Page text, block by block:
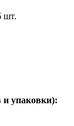
шт.
и упаковки):